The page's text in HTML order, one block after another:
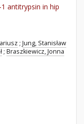
antitrypsin in hip
; Jung, Stanisław
; Braszkiewicz, Jonna